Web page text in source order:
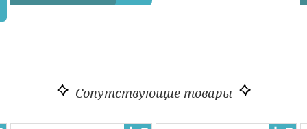
Сопутствующие товары